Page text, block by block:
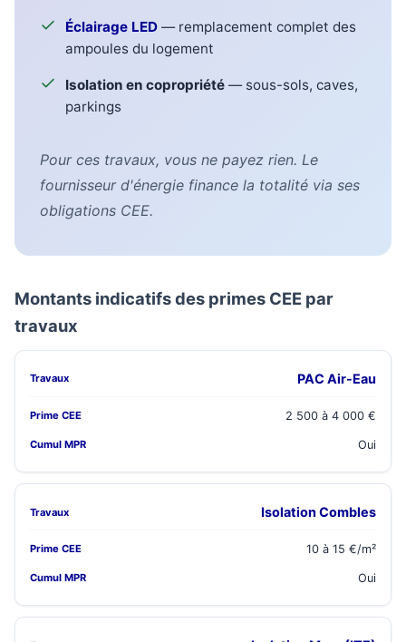
Éclairage LED — remplacement complet des
ampoules du logement
Isolation en copropriété — sous-sols, caves,
parkings
Pour ces travaux, vous ne payez rien. Le
fournisseur d'énergie finance la totalité via ses
obligations CEE.
Montants indicatifs des primes CEE par
travaux
PAC Air-Eau
2 500 à 4 000 €
Oui
Isolation Combles
10 à 15 €/m²
Oui